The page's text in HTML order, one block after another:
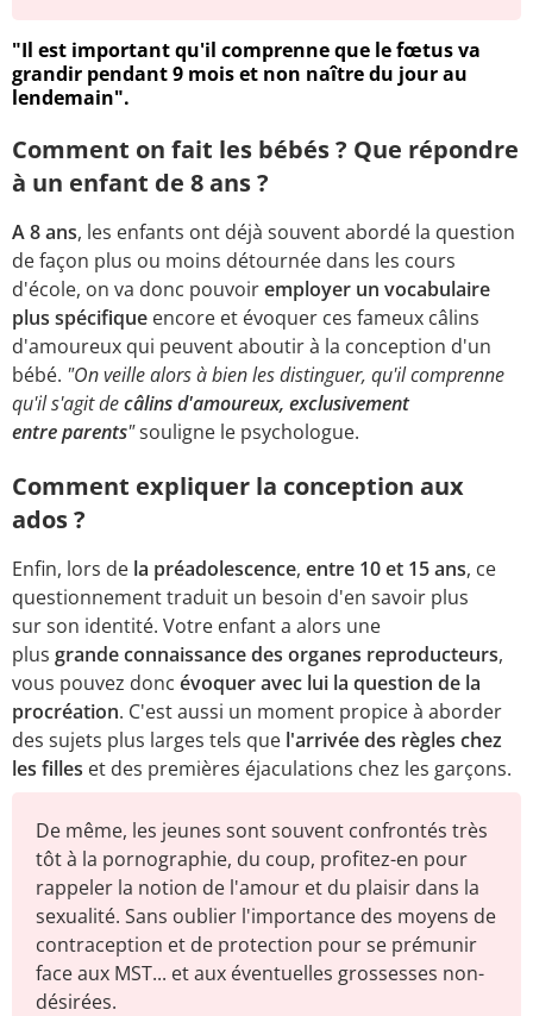
"Il est important qu'il comprenne que le fœtus va
grandir pendant 9 mois et non naître du jour au
lendemain".
Comment on fait les bébés ? Que répondre
à un enfant de 8 ans ?
A 8 ans, les enfants ont déjà souvent abordé la question
de façon plus ou moins détournée dans les cours
d'école, on va donc pouvoiremployer un vocabulaire
plus spécifique encore et évoquer ces fameux câlins
d'amoureux qui peuvent aboutir à la conception d'un
bébé. "On veille alors à bien les distinguer, qu'il comprenne
qu'il s'agit decâlins d'amoureux, exclusivement
entre parents"souligne le psychologue.
Comment expliquer la conception aux
ados ?
Enfin, lors de la préadolescence, entre 10 et 15 ans, ce
questionnement traduit un besoin d'en savoir plus
sur son identité. Votre enfant a alors une
plus grande connaissance des organes reproducteurs,
vous pouvez donc évoquer avec lui la question de la
procréation. C'est aussi un moment propice à aborder
des sujets plus larges tels que l'arrivée des règles chez
les filles et des premières éjaculations chez les garçons.
De même, les jeunes sont souvent confrontés très
tôt à la pornographie, du coup, profitez-en pour
rappeler la notion de l'amour et du plaisir dans la
sexualité. Sans oublier l'importance des moyens de
contraception et de protection pour se prémunir
face aux MST... et aux éventuelles grossesses non-
désirées.